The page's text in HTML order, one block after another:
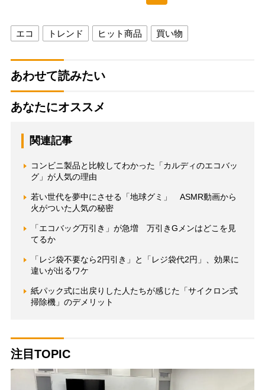
エコ トレンド ヒット商品 買い物
あわせて読みたい
あなたにオススメ
関連記事
コンビニ製品と比較してわかった「カルディのエコバッ
グ」が人気の理由
若い世代を夢中にさせる「地球グミ」 ASMR動画から
火がついた人気の秘密
「エコバッグ万引き」が急増 万引きGメンはどこを見
てるか
「レジ袋不要なら2円引き」と「レジ袋代2円」、効果に
違いが出るワケ
紙パック式に出戻りした人たちが感じた「サイクロン式
掃除機」のデメリット
注目TOPIC